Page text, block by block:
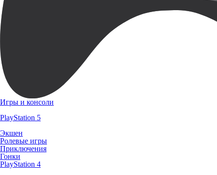
Игры и консоли
PlayStation 5
Экшен
Ролевые игры
Приключения
Гонки
PlayStation 4